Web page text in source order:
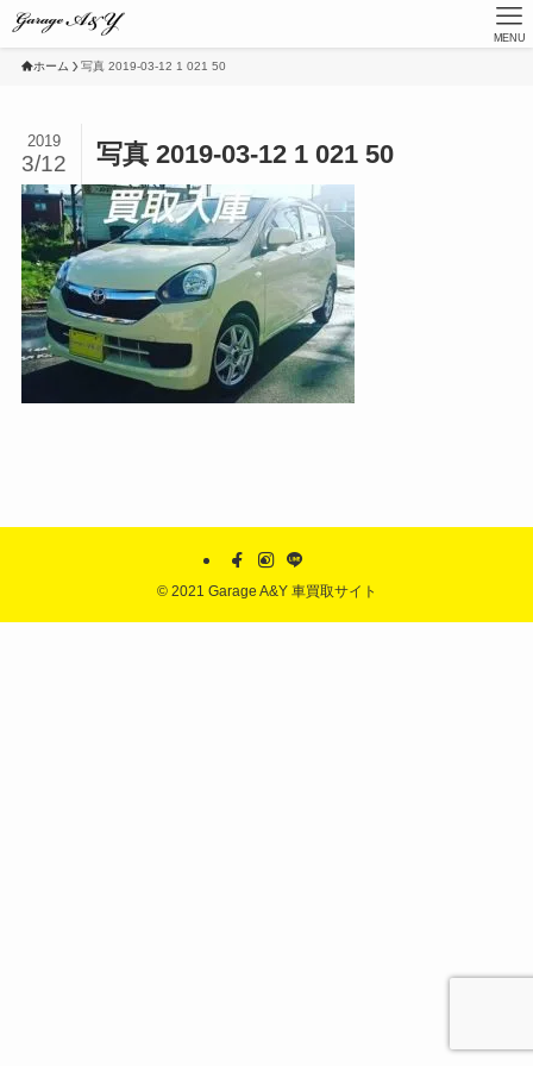
MENU
ホーム 写真 2019-03-12 1 021 50
写真 2019-03-12 1 021 50
2019
3/12
©2021 Garage A&Y 車買取サイト